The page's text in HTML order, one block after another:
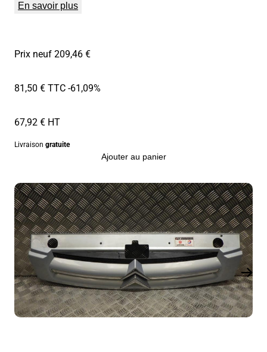
En savoir plus
Prix neuf 209,46 €
81,50 € TTC-61,09%
67,92 € HT
Livraison gratuite
Ajouter au panier